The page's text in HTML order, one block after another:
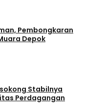
Pembongkaran
Depok
Stabilnya
Perdagangan